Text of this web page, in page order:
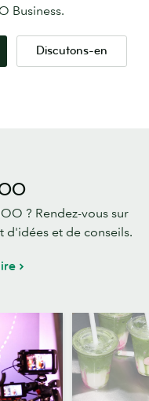
Business.
Discutons-en
? Rendez-vous sur
et de conseils.